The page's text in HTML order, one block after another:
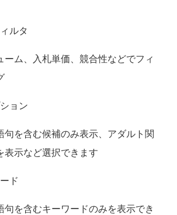
ルタ
ーム、入札単価、競合性などでフィ
ョン
句を含む候補のみ表示、アダルト関
表示など選択できます
ド
句を含むキーワードのみを表示でき